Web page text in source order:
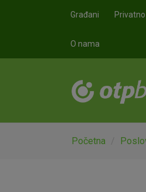
Građani
O nama
Početna